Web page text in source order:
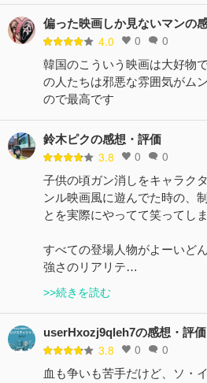
偏った映画しか見ないマンの
4.0 0 0
韓国のこういう映画は大好物
の人たちは邪悪な雰囲気がム
ので最高です
鈴木ピクの感想・評価
3.8 0 0
子供の頃ガン消しをキャラク
ンル映画風に遊んでた時の、
とを実際にやってて笑ってし
すべての登場人物がよーいど
強さのリアリテ…
>>続きを読む
userHxozj9qleh7の感想・評価
3.8 0 0
血も争いも苦手だけど、ソ・